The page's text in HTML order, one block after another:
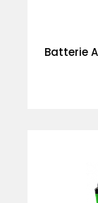
Batterie